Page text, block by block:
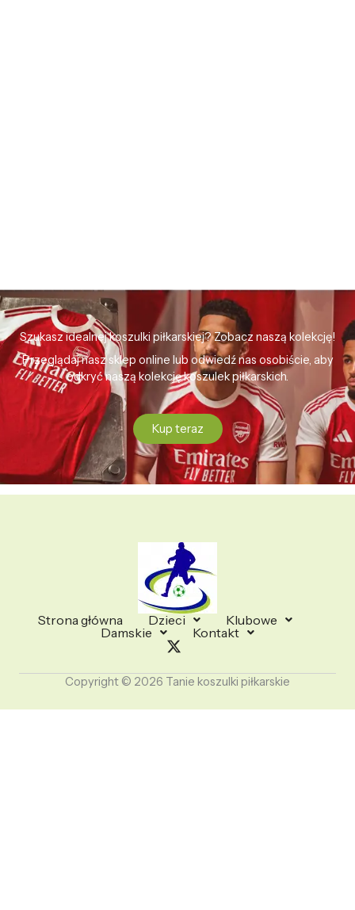
Szukasz idealnej koszulki piłkarskiej? Zobacz naszą kolekcję!
Przeglądaj nasz sklep online lub odwiedź nas osobiście, aby
odkryć naszą kolekcję koszulek piłkarskich.
Kup teraz
Strona główna Dzieci
Klubowe
Damskie
Kontakt
Copyright © 2026 Tanie koszulki piłkarskie